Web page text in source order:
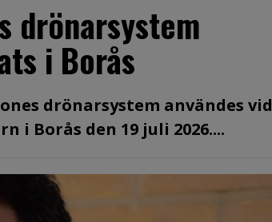
drönarsystem
i Borås
drönarsystem användes
i Borås den 19 juli 2026....